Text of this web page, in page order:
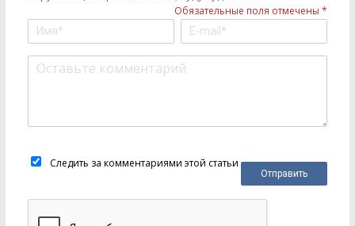
Обязательные поля отмечены *
Следить за комментариями этой статьи